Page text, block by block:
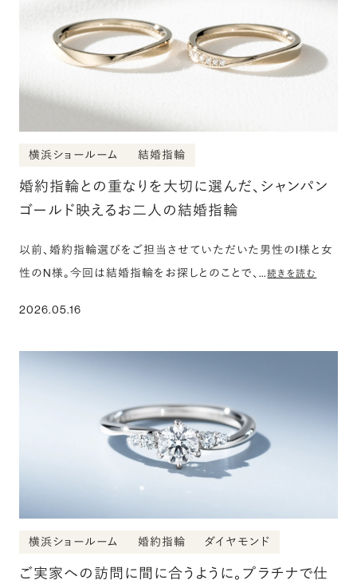
横浜ショールーム 結婚指輪
婚約指輪との重なりを大切に選んだ、シャンパン
ゴールド映えるお二人の結婚指輪
以前、婚約指輪選びをご担当させていただいた男性のI様と女
性のN様。今回は結婚指輪をお探しとのことで、…続きを読む
2026.05.16
横浜ショールーム 婚約指輪 ダイヤモンド
ご実家への訪問に間に合うように。プラチナで仕